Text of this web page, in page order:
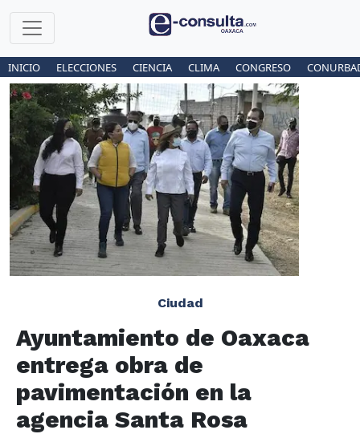
INICIO ELECCIONES CIENCIA CLIMA CONGRESO
Ciudad
Ayuntamiento de Oaxaca
entrega obra de
pavimentación en la
agencia Santa Rosa